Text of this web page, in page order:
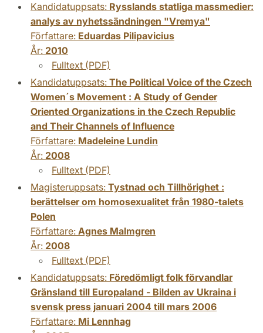
Kandidatuppsats: Rysslands statliga massmedier:
analys av nyhetssändningen "Vremya"
Författare: Eduardas Pilipavicius
År: 2010
Fulltext (PDF)
Kandidatuppsats: The Political Voice of the Czech
Women´s Movement : A Study of Gender
Oriented Organizations in the Czech Republic
and Their Channels of Influence
Författare: Madeleine Lundin
År: 2008
Fulltext (PDF)
Magisteruppsats: Tystnad och Tillhörighet :
berättelser om homosexualitet från 1980-talets
Polen
Författare: Agnes Malmgren
År: 2008
Fulltext (PDF)
Kandidatuppsats: Föredömligt folk förvandlar
Gränsland till Europaland - Bilden av Ukraina i
svensk press januari 2004 till mars 2006
Författare: Mi Lennhag